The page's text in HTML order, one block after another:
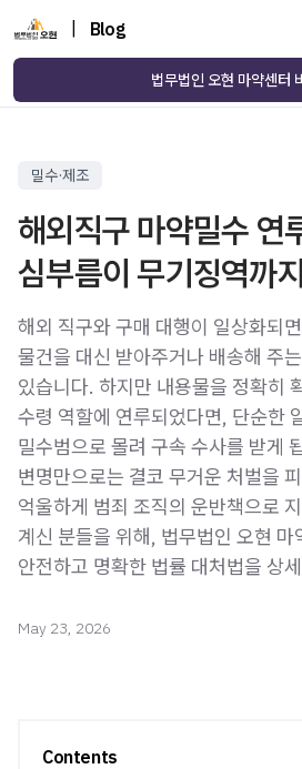
Blog
법무법인 오현 마약센터
밀수·제조
해외직구 마약밀수 연
심부름이 무기징역까
해외 직구와 구매 대행이 일상화되
물건을 대신 받아주거나 배송해 주
있습니다. 하지만 내용물을 정확히
수령 역할에 연루되었다면, 단순한
밀수범으로 몰려 구속 수사를 받게
변명만으로는 결코 무거운 처벌을
억울하게 범죄 조직의 운반책으로
계신 분들을 위해, 법무법인 오현
안전하고 명확한 법률 대처법을 상
May 23, 2026
Contents